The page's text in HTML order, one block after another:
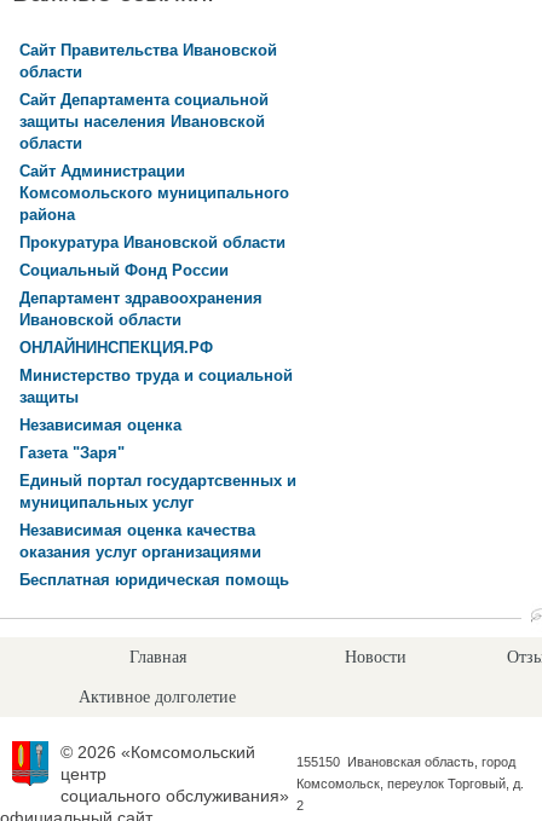
Сайт Правительства Ивановской
области
Сайт Департамента социальной
защиты населения Ивановской
области
Сайт Администрации
Комсомольского муниципального
района
Прокуратура Ивановской области
Социальный Фонд России
Департамент здравоохранения
Ивановской области
ОНЛАЙНИНСПЕКЦИЯ.РФ
Министерство труда и социальной
защиты
Независимая оценка
Газета "Заря"
Единый портал государтсвенных и
муниципальных услуг
Независимая оценка качества
оказания услуг организациями
Бесплатная юридическая помощь
Главная Новости
Активное долголетие
© 2026 «Комсомольский
центр
социального обслуживания»
официальный сайт
155150 Ивановская область, город
Комсомольск, переулок Торговый, д.
2